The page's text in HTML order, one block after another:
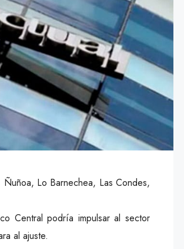
Lo Barnechea, Las Condes,
Central podría impulsar al sector
al ajuste.